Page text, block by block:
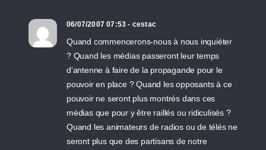
06/07/2007 07:53 - cestac
Quand commencerons-nous à nous inquiéter
? Quand les médias passeront leur temps
d'antenne à faire de la propagande pour le
pouvoir en place ? Quand les opposants à ce
pouvoir ne seront plus montrés dans ces
médias que pour y être raillés ou ridiculisés ?
Quand les animateurs de radios ou de télés ne
seront plus que des partisans de notre